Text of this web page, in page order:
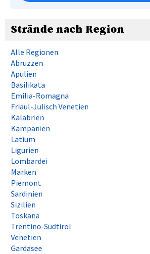
Strände nach Region
Alle Regionen
Abruzzen
Apulien
Basilikata
Emilia-Romagna
Friaul-Julisch Venetien
Kalabrien
Kampanien
Latium
Ligurien
Lombardei
Marken
Piemont
Sardinien
Sizilien
Toskana
Trentino-Südtirol
Venetien
Gardasee